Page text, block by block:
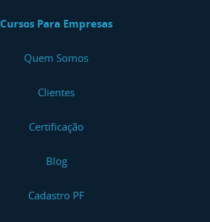
Cursos Para Empresas
Quem Somos
Clientes
Certificação
Blog
Cadastro PF